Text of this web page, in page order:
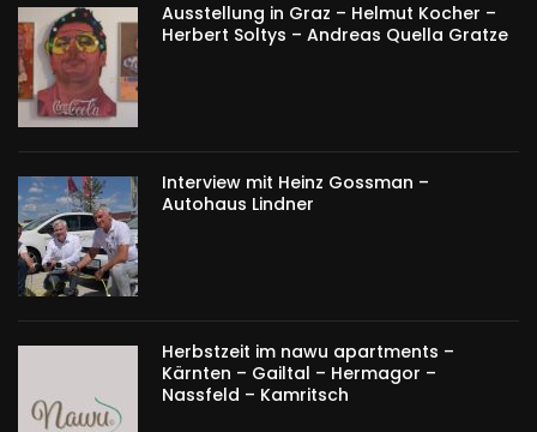
Ausstellung in Graz – Helmut Kocher –
Herbert Soltys – Andreas Quella Gratze
Interview mit Heinz Gossman –
Autohaus Lindner
Herbstzeit im nawu apartments –
Kärnten – Gailtal – Hermagor –
Nassfeld – Kamritsch